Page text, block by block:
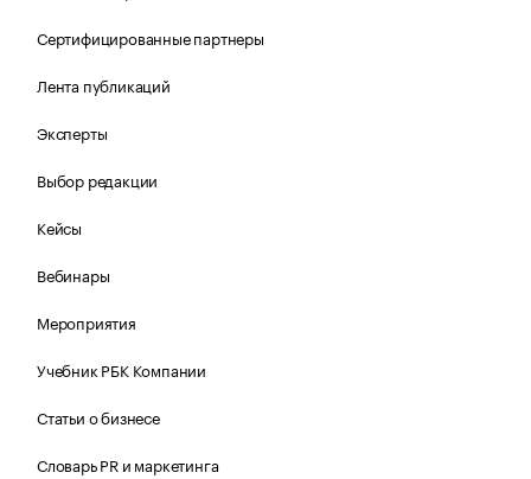
Сертифицированные партнеры
Лента публикаций
Эксперты
Выбор редакции
Кейсы
Вебинары
Мероприятия
Учебник РБК Компании
Статьи о бизнесе
Словарь PR и маркетинга